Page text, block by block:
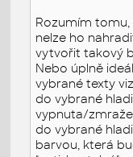
Rozumím
nelze ho
vytvořit takový
Nebo úplně
vybrané texty viz
do vybrané
vypnuta/
do vybrané
barvou, která